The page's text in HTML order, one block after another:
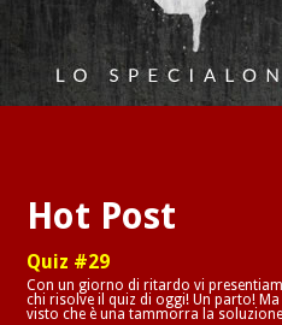
Hot Post
Quiz #29
Con un giorno di ritardo vi
chi risolve il quiz di oggi! Un parto!
visto che è una tammorra la